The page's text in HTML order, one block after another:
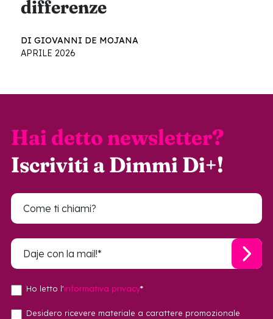
differenze
DI GIOVANNI DE MOJANA
APRILE 2026
Hai detto newsletter?
Iscriviti a Dimmi Di+!
Ho letto l'informativa privacy*
Desidero ricevere materiale a carattere promozionale